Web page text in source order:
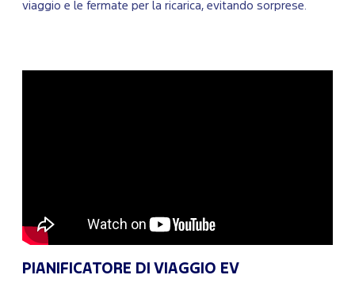
viaggio e le fermate per la ricarica, evitando sorprese.
PIANIFICATORE DI VIAGGIO EV